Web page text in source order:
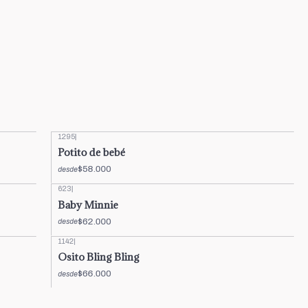
1295|
Potito de bebé
desde$58.000
623
Baby Minnie
desde$62.000
1142|
Osito Bling Bling
desde$66.000